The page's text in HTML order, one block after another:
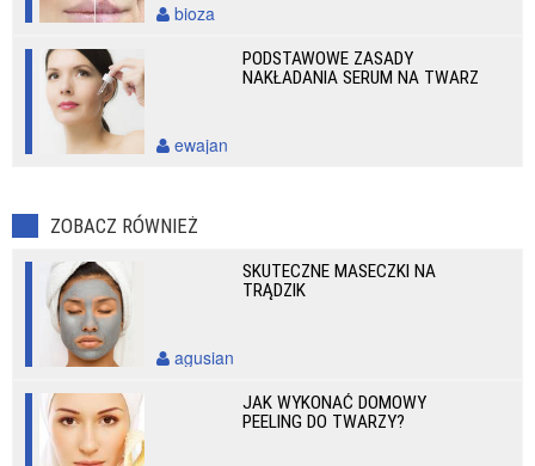
bioza
PODSTAWOWE ZASADY
NAKŁADANIA SERUM NA TWARZ
ewajan
ZOBACZ RÓWNIEŻ
SKUTECZNE MASECZKI NA
TRĄDZIK
agusian
JAK WYKONAĆ DOMOWY
PEELING DO TWARZY?